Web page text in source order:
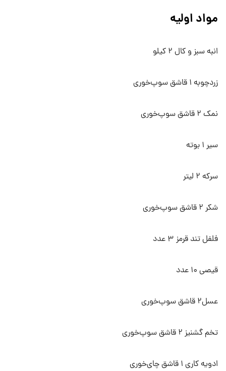
مواد اولیه
انبه سبز و کال ۲ کیلو
زردچوبه ۱ قاشق سوپ‌خوری
نمک ۲ قاشق سوپ‌خوری
سیر ۱ بوته
سرکه ۲ لیتر
شکر ۲ قاشق سوپ‌خوری
فلفل تند قرمز ۳ عدد
قیصی ۱۰ عدد
عسل۲ قاشق سوپ‌خوری
تخم گشنیز ۲ قاشق سوپ‌خوری
ادویه کاری ۱ قاشق چای‌خوری